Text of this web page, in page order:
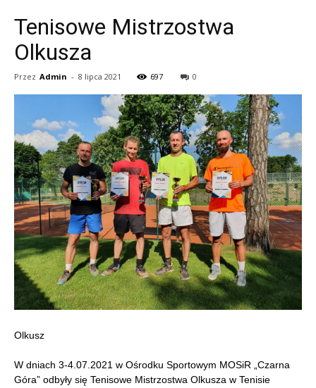
Tenisowe Mistrzostwa
Olkusza
Przez Admin - 8 lipca 2021 697 0
Olkusz
W dniach 3-4.07.2021 w Ośrodku Sportowym MOSiR „Czarna
Góra” odbyły się Tenisowe Mistrzostwa Olkusza w Tenisie